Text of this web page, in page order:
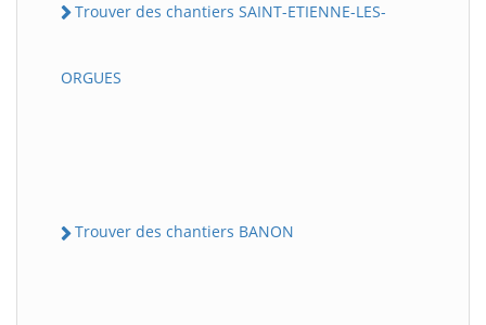
Trouver des chantiers SAINT-ETIENNE-LES-
ORGUES
Trouver des chantiers BANON